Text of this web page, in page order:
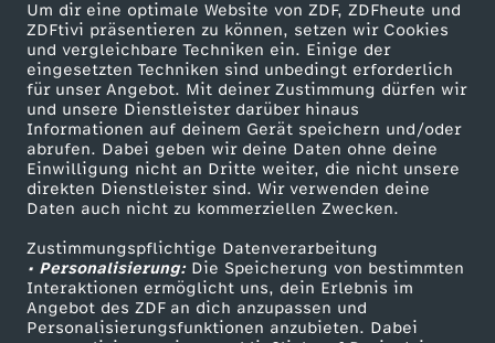
Um dir eine optimale Website von ZDF, ZDFheute und
ZDFtivi präsentieren zu können, setzen wir Cookies
und vergleichbare Techniken ein. Einige der
eingesetzten Techniken sind unbedingt erforderlich
für unser Angebot. Mit deiner Zustimmung dürfen wir
und unsere Dienstleister darüber hinaus
Informationen auf deinem Gerät speichern und/oder
abrufen. Dabei geben wir deine Daten ohne deine
Einwilligung nicht an Dritte weiter, die nicht unsere
direkten Dienstleister sind. Wir verwenden deine
Daten auch nicht zu kommerziellen Zwecken.
Zustimmungspflichtige Datenverarbeitung
• Personalisierung:Die Speicherung von bestimmten
Interaktionen ermöglicht uns, dein Erlebnis im
Angebot des ZDF an dich anzupassen und
Personalisierungsfunktionen anzubieten. Dabei
u
g
g
a
s
t
Mehr ZDF
ZDF-Apps
Smart TV
ZDFtext
Livestreams
Sendungen A-Z
TV-Programm
Service
ZDFmitreden
Kontakt zum ZDF
Tickets
Zuschauerservice
Hilfe